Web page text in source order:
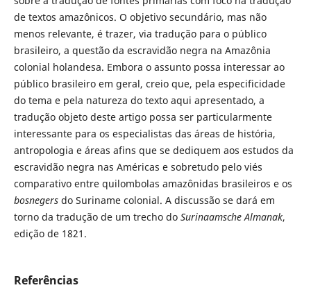
de textos amazônicos. O objetivo secundário, mas não
menos relevante, é trazer, via tradução para o público
brasileiro, a questão da escravidão negra na Amazônia
colonial holandesa. Embora o assunto possa interessar ao
público brasileiro em geral, creio que, pela especificidade
do tema e pela natureza do texto aqui apresentado, a
tradução objeto deste artigo possa ser particularmente
interessante para os especialistas das áreas de história,
antropologia e áreas afins que se dediquem aos estudos da
escravidão negra nas Américas e sobretudo pelo viés
comparativo entre quilombolas amazônidas brasileiros e os
bosnegersdo Suriname colonial. A discussão se dará em
torno da tradução de um trecho do Surinaamsche Almanak,
edição de 1821.
Referências